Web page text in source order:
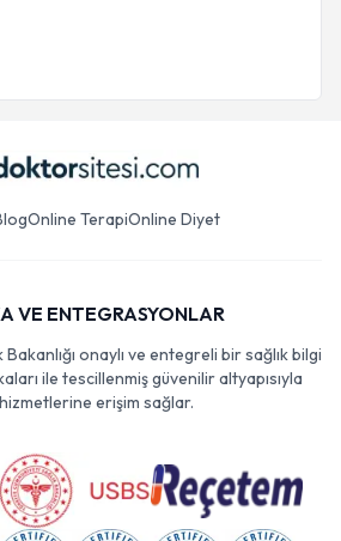
Online TerapiOnline Diyet
VE ENTEGRASYONLAR
onaylı ve entegreli bir sağlık bilgi
ile tescillenmiş güvenilir altyapısıyla
erişim sağlar.